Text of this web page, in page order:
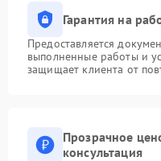
Гарантия на
Предоставляется
выполненные работы и
защищает клиента от
Прозрачное
консультация